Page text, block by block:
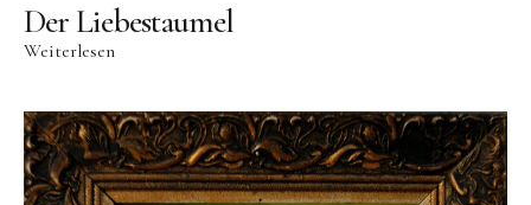
Der Liebestaumel
Weiterlesen